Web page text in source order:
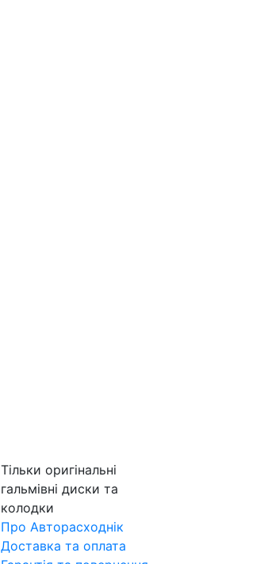
Тільки оригінальні
гальмівні диски та
колодки
Про Авторасходнік
Доставка та оплата